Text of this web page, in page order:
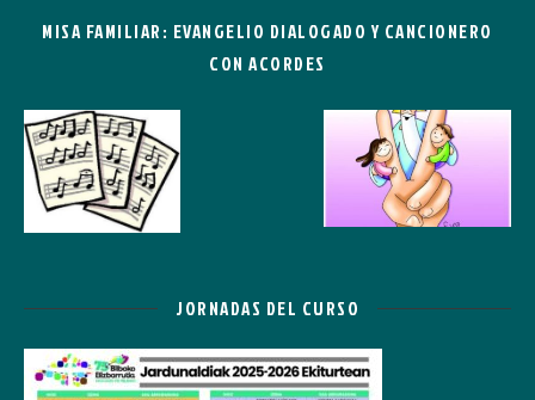
MISA FAMILIAR: EVANGELIO DIALOGADO Y CANCIONERO
CON ACORDES
JORNADAS DEL CURSO